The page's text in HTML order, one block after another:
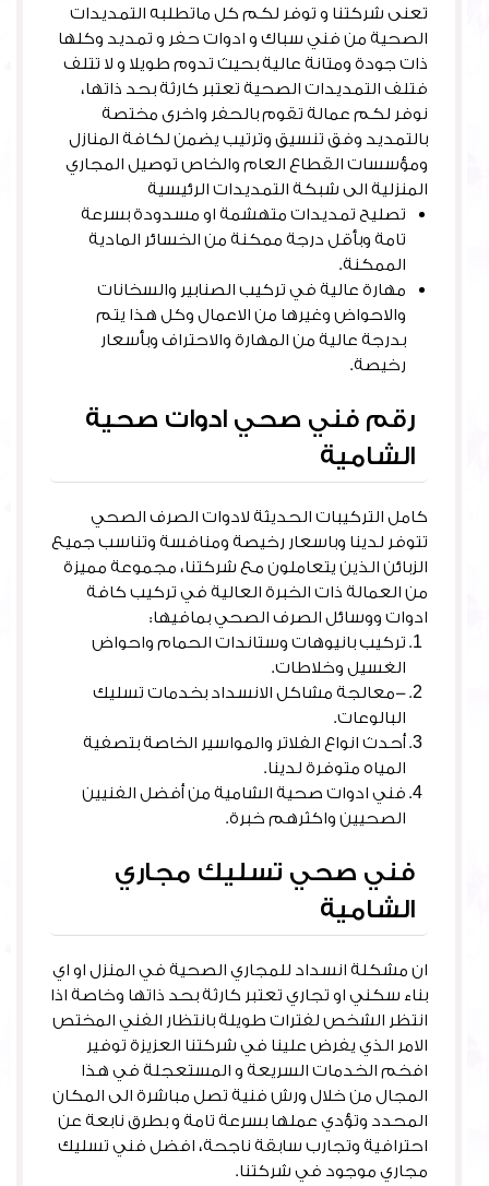
تعنى شركتنا و توفر لكم كل ماتطلبه التمديدات
الصحية من فني سباك و ادوات حفر و تمديد وكلها
ذات جودة ومتانة عالية بحيث تدوم طويلا و لا تتلف
فتلف التمديدات الصحية تعتبر كارثة بحد ذاتها،
نوفر لكم عمالة تقوم بالحفر واخرى مختصة
بالتمديد وفق تنسيق وترتيب يضمن لكافة المنازل
ومؤسسات القطاع العام والخاص توصيل المجاري
المنزلية الى شبكة التمديدات الرئيسية
تصليح تمديدات متهشمة او مسدودة بسرعة
تامة وبأقل درجة ممكنة من الخسائر المادية
الممكنة.
مهارة عالية في تركيب الصنابير والسخانات
والاحواض وغيرها من الاعمال وكل هذا يتم
بدرجة عالية من المهارة والاحتراف وبأسعار
رخيصة.
رقم فني صحي ادوات صحية
الشامية
كامل التركيبات الحديثة لادوات الصرف الصحي
تتوفر لدينا وباسعار رخيصة ومنافسة وتناسب جميع
الزبائن الذين يتعاملون مع شركتنا، مجموعة مميزة
من العمالة ذات الخبرة العالية في تركيب كافة
ادوات ووسائل الصرف الصحي بمافيها:
تركيب بانيوهات وستاندات الحمام واحواض
الغسيل وخلاطات.
-معالجة مشاكل الانسداد بخدمات تسليك
البالوعات.
أحدث انواع الفلاتر والمواسير الخاصة بتصفية
المياه متوفرة لدينا.
فني ادوات صحية الشامية من أفضل الفنيين
الصحيين واكثرهم خبرة.
فني صحي تسليك مجاري
الشامية
ان مشكلة انسداد للمجاري الصحية في المنزل او اي
بناء سكني او تجاري تعتبر كارثة بحد ذاتها وخاصة اذا
انتظر الشخص لفترات طويلة بانتظار الفني المختص
الامر الذي يفرض علينا في شركتنا العزيزة توفير
افخم الخدمات السريعة و المستعجلة في هذا
المجال من خلال ورش فنية تصل مباشرة الى المكان
المحدد وتؤدي عملها بسرعة تامة و بطرق نابعة عن
احترافية وتجارب سابقة ناجحة، افضل فني تسليك
مجاري موجود في شركتنا.